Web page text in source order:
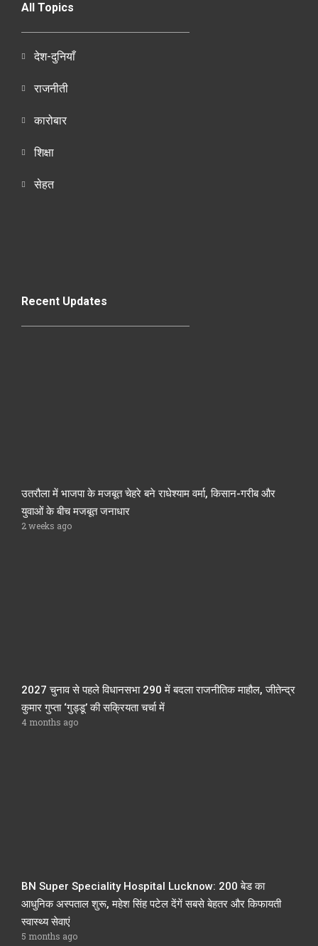
All Topics
देश-दुनियाँ
राजनीती
कारोबार
शिक्षा
सेहत
Recent Updates
उतरौला में भाजपा के मजबूत चेहरे बने राधेश्याम वर्मा, किसान-गरीब और
युवाओं के बीच मजबूत जनाधार
2 weeks ago
2027 चुनाव से पहले विधानसभा 290 में बदला राजनीतिक माहौल, जीतेन्द्र
कुमार गुप्ता ‘गुड्डू’ की सक्रियता चर्चा में
4 months ago
BN Super Speciality Hospital Lucknow: 200 बेड का
आधुनिक अस्पताल शुरू, महेश सिंह पटेल देंगें सबसे बेहतर और किफायती
स्वास्थ्य सेवाएं
5 months ago